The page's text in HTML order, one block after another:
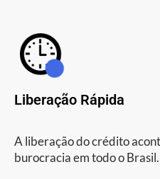
Liberação Rápida
A liberação do crédito
burocracia em todo o Brasil.